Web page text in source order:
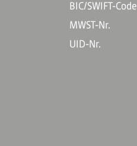
BIC/SWIFT-Code
MWST-Nr.
UID-Nr.